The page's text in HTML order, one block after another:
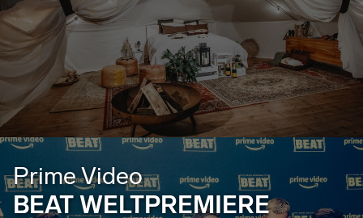
Prime Video
BEAT WELTPREMIERE